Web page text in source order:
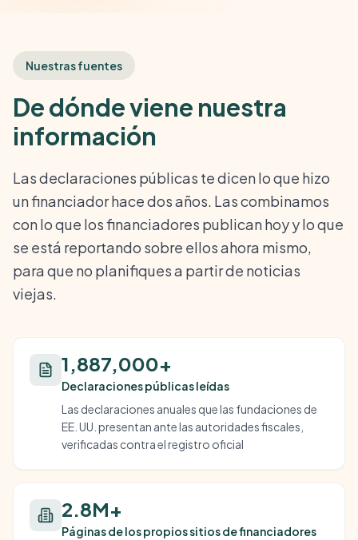
Nuestras fuentes
De dónde viene nuestra
información
Las declaraciones públicas te dicen lo que hizo
un financiador hace dos años. Las combinamos
con lo que los financiadores publican hoy y lo que
se está reportando sobre ellos ahora mismo,
para que no planifiques a partir de noticias
viejas.
1,887,000+
Declaraciones públicas leídas
Las declaraciones anuales que las fundaciones de
EE. UU. presentan ante las autoridades fiscales,
verificadas contra el registro oficial
2.8M+
Páginas de los propios sitios de financiadores